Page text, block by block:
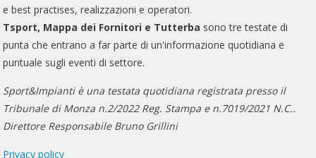
e best practises, realizzazioni e operatori.
Tsport, Mappa dei Fornitori e Tutterba sono tre testate di
punta che entrano a far parte di un'informazione quotidiana e
puntuale sugli eventi di settore.
Sport&Impianti è una testata quotidiana registrata presso il
Tribunale di Monza n.2/2022 Reg. Stampa e n.7019/2021 N.C..
Direttore Responsabile Bruno Grillini
Privacy policy